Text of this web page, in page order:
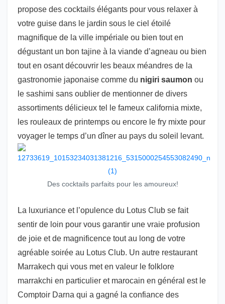
propose des cocktails élégants pour vous relaxer à
votre guise dans le jardin sous le ciel étoilé
magnifique de la ville impériale ou bien tout en
dégustant un bon tajine à la viande d’agneau ou bien
tout en osant découvrir les beaux méandres de la
gastronomie japonaise comme du nigiri saumon ou
le sashimi sans oublier de mentionner de divers
assortiments délicieux tel le fameux california mixte,
les rouleaux de printemps ou encore le fry mixte pour
voyager le temps d’un dîner au pays du soleil levant.
Des cocktails parfaits pour les amoureux!
La luxuriance et l’opulence du Lotus Club se fait
sentir de loin pour vous garantir une vraie profusion
de joie et de magnificence tout au long de votre
agréable soirée au Lotus Club. Un autre restaurant
Marrakech qui vous met en valeur le folklore
marrakchi en particulier et marocain en général est le
Comptoir Darna qui a gagné la confiance des